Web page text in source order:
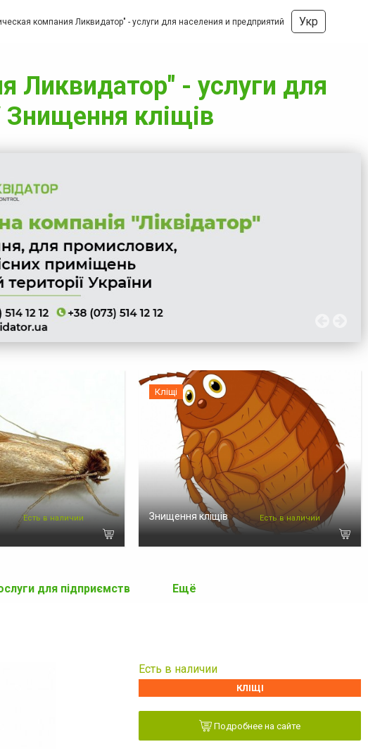
компания Ликвидатор" - услуги для населения и предприятий Укр
Ликвидатор" - услуги для
Знищення кліщів
Есть в наличии
Кліщі
Знищення кліщів Есть в наличии
для підприємств Ещё
Есть в наличии
КЛІЩІ
Подробнее на сайте